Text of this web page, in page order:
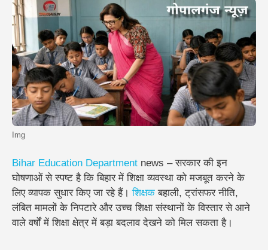
Img
Bihar Education Department news – सरकार की इन
घोषणाओं से स्पष्ट है कि बिहार में शिक्षा व्यवस्था को मजबूत करने के
लिए व्यापक सुधार किए जा रहे हैं।शिक्षक बहाली, ट्रांसफर नीति,
लंबित मामलों के निपटारे और उच्च शिक्षा संस्थानों के विस्तार से आने
वाले वर्षों में शिक्षा क्षेत्र में बड़ा बदलाव देखने को मिल सकता है।